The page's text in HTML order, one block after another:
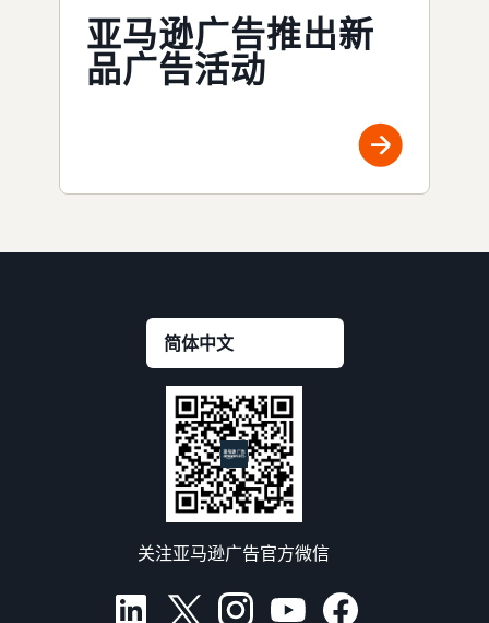
亚马逊广告推出新
品广告活动
关注亚马逊广告官方微信